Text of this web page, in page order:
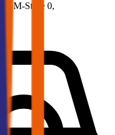
BM-Stufe 0,